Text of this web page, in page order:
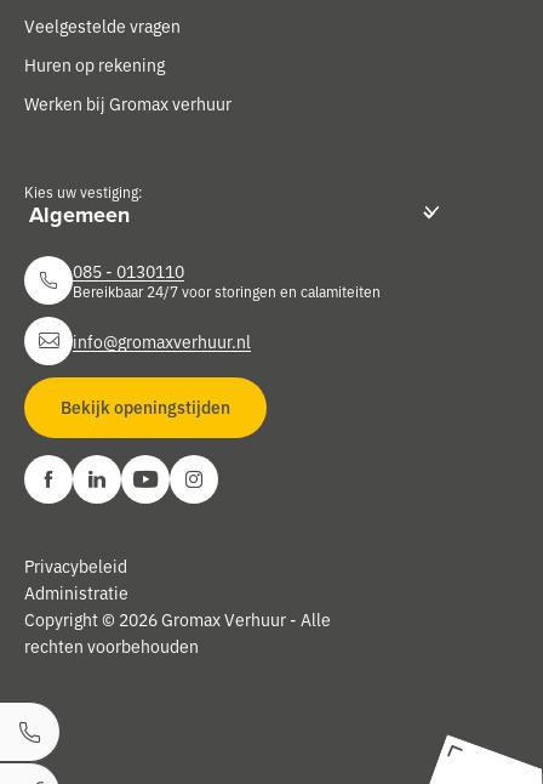
Bel ons
Veelgestelde vragen
Huren op rekening
Werken bij Gromax verhuur
Kies uw vestiging:
085 - 0130110
Bereikbaar 24/7 voor storingen en calamiteiten
info@gromaxverhuur.nl
Bekijk openingstijden
Copyright © 2026 Gromax Verhuur - Alle
rechten voorbehouden
Privacybeleid
Administratie